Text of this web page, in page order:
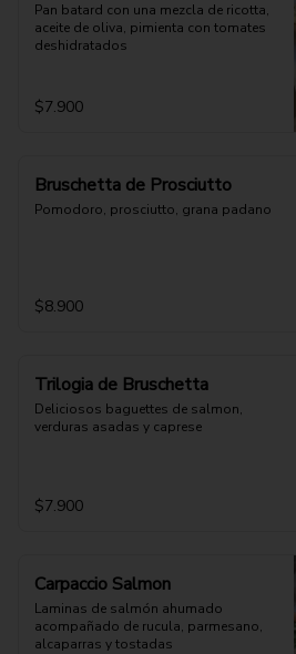
Pan batard con una mezcla de ricotta,
aceite de oliva, pimienta con tomates
deshidratados
$7.900
Bruschetta de Prosciutto
Pomodoro, prosciutto, grana padano
$8.900
Trilogia de Bruschetta
Deliciosos baguettes de salmon,
verduras asadas y caprese
$7.900
Carpaccio Salmon
Laminas de salmón ahumado
acompañado de rucula, parmesano,
alcaparras y tostadas